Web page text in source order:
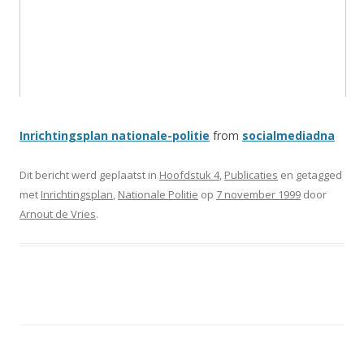
Inrichtingsplan nationale-politie from socialmediadna
Dit bericht werd geplaatst in Hoofdstuk 4, Publicaties en getagged
met Inrichtingsplan, Nationale Politie op 7 november 1999 door
Arnout de Vries.